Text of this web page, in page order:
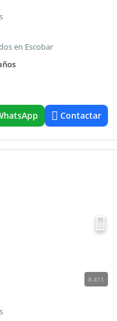
en Escobar
Contactar
8.411